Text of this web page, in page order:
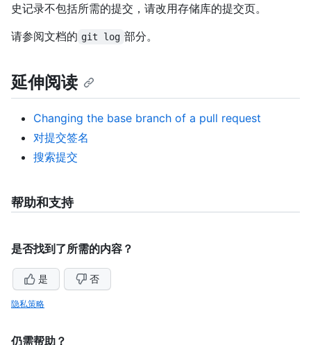
史记录不包括所需的提交，请改用存储库的提交页。
请参阅文档的 git log 部分。
延伸阅读
Changing the base branch of a pull request
对提交签名
搜索提交
帮助和支持
是否找到了所需的内容？
是 否
隐私策略
仍需帮助？